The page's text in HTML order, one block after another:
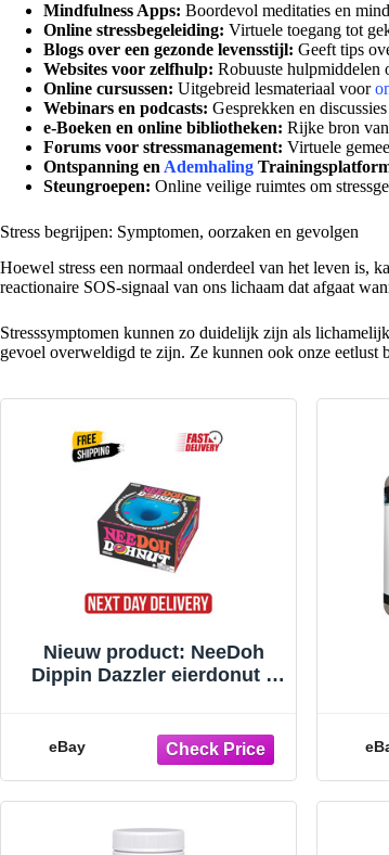
Mindfulness Apps: Boordevol meditaties en
Online stressbegeleiding: Virtuele toegang tot
Blogs over een gezonde levensstijl: Geeft tips
Websites voor zelfhulp: Robuuste hulpmiddelen
Online cursussen: Uitgebreid lesmateriaal voor
Webinars en podcasts: Gesprekken en
e-Boeken en online bibliotheken: Rijke bron
Forums voor stressmanagement: Virtuele
Ontspanning enAdemhaling
Steungroepen: Online veilige ruimtes om
Stress begrijpen: Symptomen, oorzaken en gevolgen
Hoewel stress een normaal onderdeel van het leven is,
reactionaire SOS-signaal van ons lichaam dat afgaat
Stresssymptomen kunnen zo duidelijk zijn als
gevoel overweldigd te zijn. Ze kunnen ook onze eetlust
Nieuw product: NeeDoh
Dippin Dazzler eierdonut –
eBay